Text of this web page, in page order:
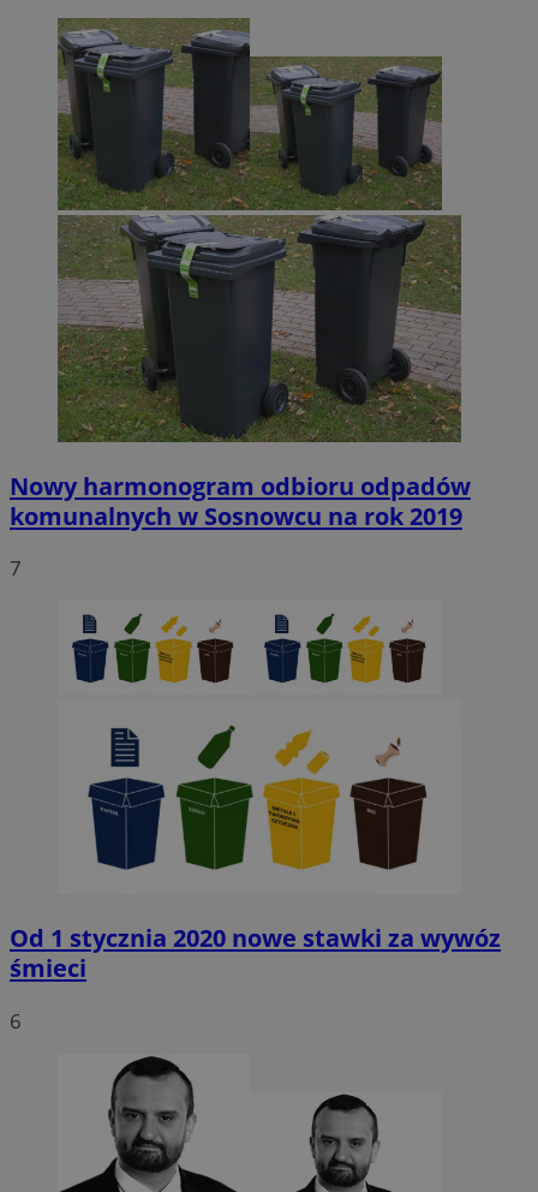
Nowy harmonogram odbioru odpadów
komunalnych w Sosnowcu na rok 2019
7
Od 1 stycznia 2020 nowe stawki za wywóz
śmieci
6